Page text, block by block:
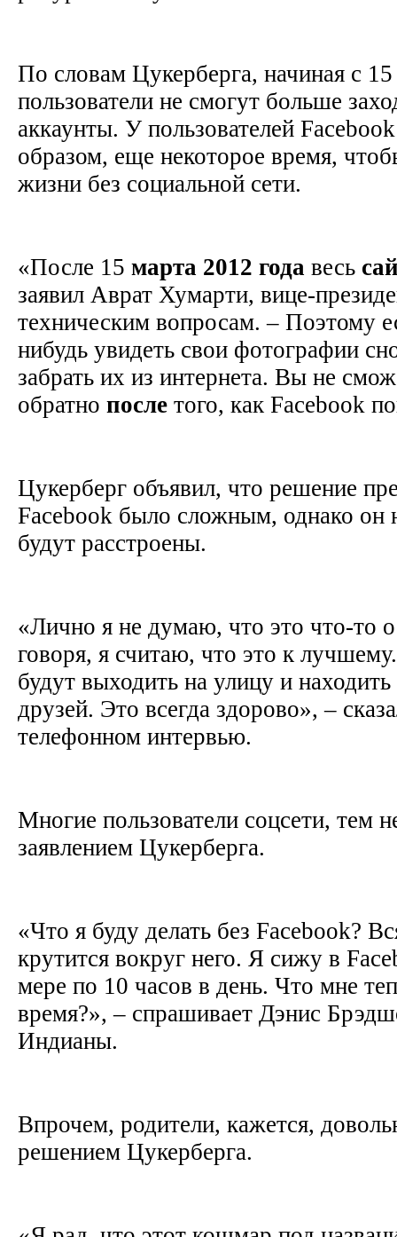
По словам Цукерберга, начиная с
пользователи не смогут больше
аккаунты. У пользователей
образом, еще некоторое время,
жизни без социальной сети.
«После 15 марта 2012 года весь
заявил Аврат Хумарти, вице-
техническим вопросам. – Поэтому
нибудь увидеть свои фотографии
забрать их из интернета. Вы не
обратно после того, как Facebook
Цукерберг объявил, что решение
Facebook было сложным, однако он
будут расстроены.
«Лично я не думаю, что это что-то
говоря, я считаю, что это к
будут выходить на улицу и
друзей. Это всегда здорово», –
телефонном интервью.
Многие пользователи соцсети, тем
заявлением Цукерберга.
«Что я буду делать без Facebook?
крутится вокруг него. Я сижу в
мере по 10 часов в день. Что мне
время?», – спрашивает Дэнис
Индианы.
Впрочем, родители, кажется,
решением Цукерберга.